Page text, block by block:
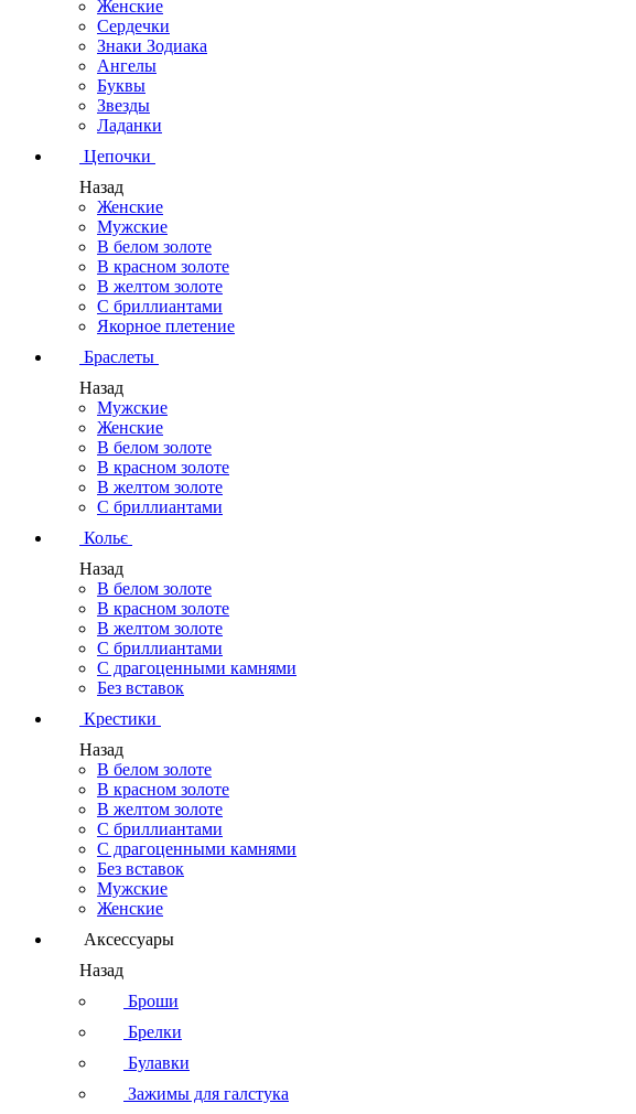
Женские
Сердечки
Знаки Зодиака
Ангелы
Буквы
Звезды
Ладанки
Цепочки
Назад
Женские
Мужские
В белом золоте
В красном золоте
В желтом золоте
С бриллиантами
Якорное плетение
Браслеты
Назад
Мужские
Женские
В белом золоте
В красном золоте
В желтом золоте
С бриллиантами
Кольє
Назад
В белом золоте
В красном золоте
В желтом золоте
С бриллиантами
С драгоценными камнями
Без вставок
Крестики
Назад
В белом золоте
В красном золоте
В желтом золоте
С бриллиантами
С драгоценными камнями
Без вставок
Мужские
Женские
Аксессуары
Назад
Броши
Брелки
Булавки
Зажимы для галстука